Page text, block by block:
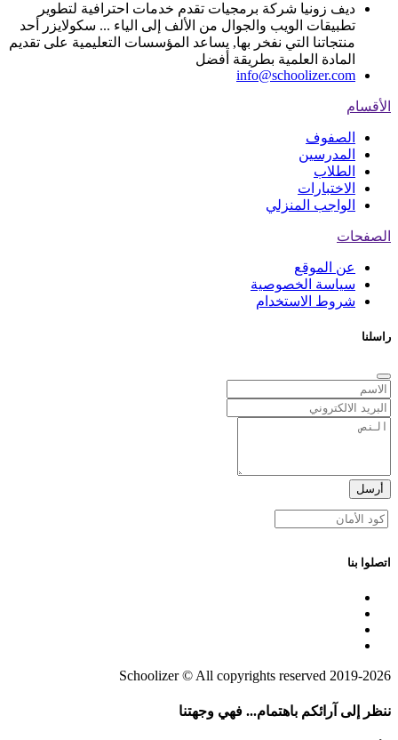
ديف زونيا شركة برمجيات تقدم خدمات احترافية لتطوير
تطبيقات الويب والجوال من الألف إلى الياء ... سكولايزر أحد
منتجاتنا التي نفخر بها, يساعد المؤسسات التعليمية على تقديم
المادة العلمية بطريقة أفضل
info@schoolizer.com
الأقسام
الصفوف
المدرسين
الطلاب
الاختبارات
الواجب المنزلي
الصفحات
عن الموقع
سياسة الخصوصية
شروط الاستخدام
راسلنا
أرسل
اتصلوا بنا
2019-2026 Schoolizer © All copyrights reserved
ننظر إلى آرائكم باهتمام... فهي وجهتنا